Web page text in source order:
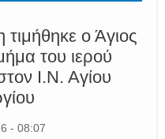
ο Άγιος
του ιερού
Ι.Ν. Αγίου
- 08:07